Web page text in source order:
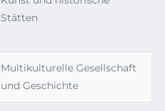
Stätten
Multikulturelle Gesellschaft
und Geschichte